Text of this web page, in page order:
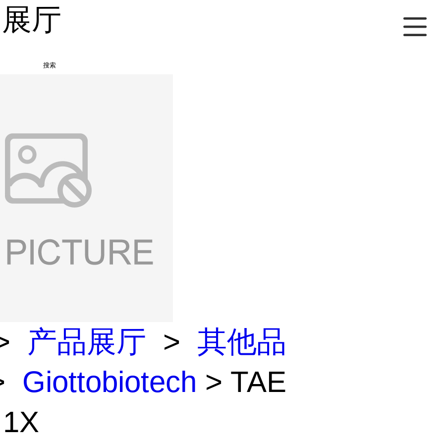
厅
搜索
产品展厅 > 其他品
Giottobiotech > TAE